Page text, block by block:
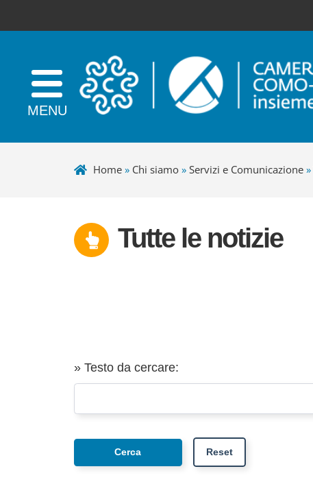
Home» Chi siamo» Servizi e Comunicazione»
Tutte le notizie
» Testo da cercare: